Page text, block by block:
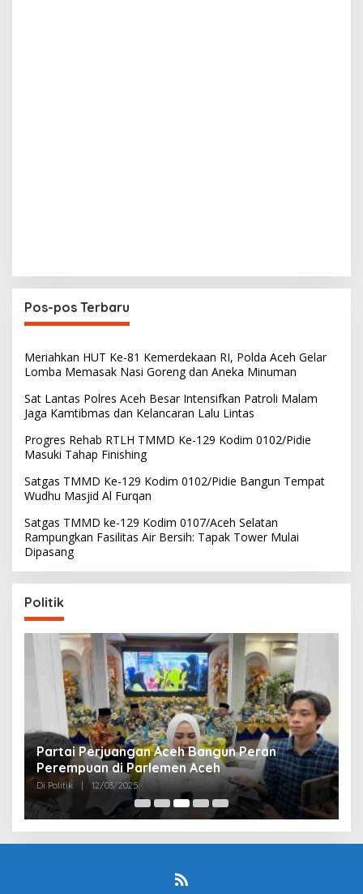
Pos-pos Terbaru
Meriahkan HUT Ke-81 Kemerdekaan RI, Polda Aceh Gelar
Lomba Memasak Nasi Goreng dan Aneka Minuman
Sat Lantas Polres Aceh Besar Intensifkan Patroli Malam
Jaga Kamtibmas dan Kelancaran Lalu Lintas
Progres Rehab RTLH TMMD Ke-129 Kodim 0102/Pidie
Masuki Tahap Finishing
Satgas TMMD Ke-129 Kodim 0102/Pidie Bangun Tempat
Wudhu Masjid Al Furqan
Satgas TMMD ke-129 Kodim 0107/Aceh Selatan
Rampungkan Fasilitas Air Bersih: Tapak Tower Mulai
Dipasang
Politik
Partai Perjuangan Aceh Bangun Peran
Perempuan di Parlemen Aceh
Di Politik 12/03/2025